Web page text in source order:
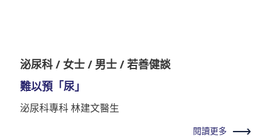
泌尿科 / 女士 / 男士 / 若善健談
難以預「尿」
泌尿科專科 林建文醫生
閱讀更多